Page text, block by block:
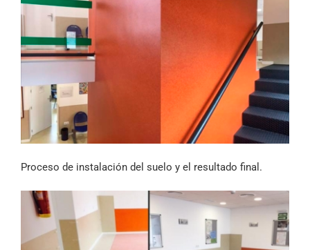
Proceso de instalación del suelo y el resultado final.